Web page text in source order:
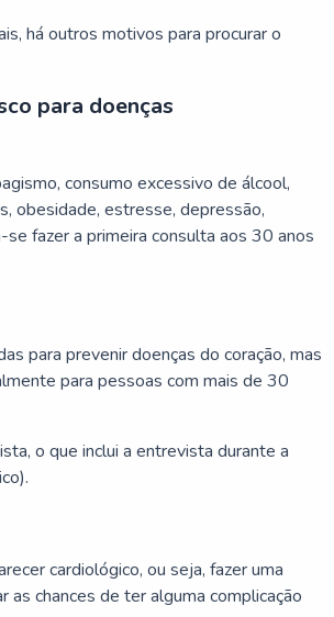
há outros motivos para procurar o
para doenças
consumo excessivo de álcool,
obesidade, estresse, depressão,
fazer a primeira consulta aos 30 anos
para prevenir doenças do coração, mas
para pessoas com mais de 30
o que inclui a entrevista durante a
cardiológico, ou seja, fazer uma
chances de ter alguma complicação